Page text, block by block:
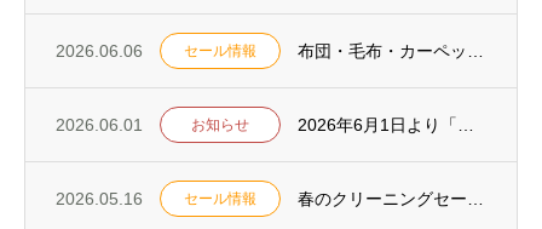
2026.06.06 セール情報 布団・毛布・カーペットキャンペーンを6月13日からスタート！
2026.06.01 お知らせ 2026年6月1日より「ポートアイランド支店・水道筋支店」が通常営業になります
2026.05.16 セール情報 春のクリーニングセールを5月23日からスタート！